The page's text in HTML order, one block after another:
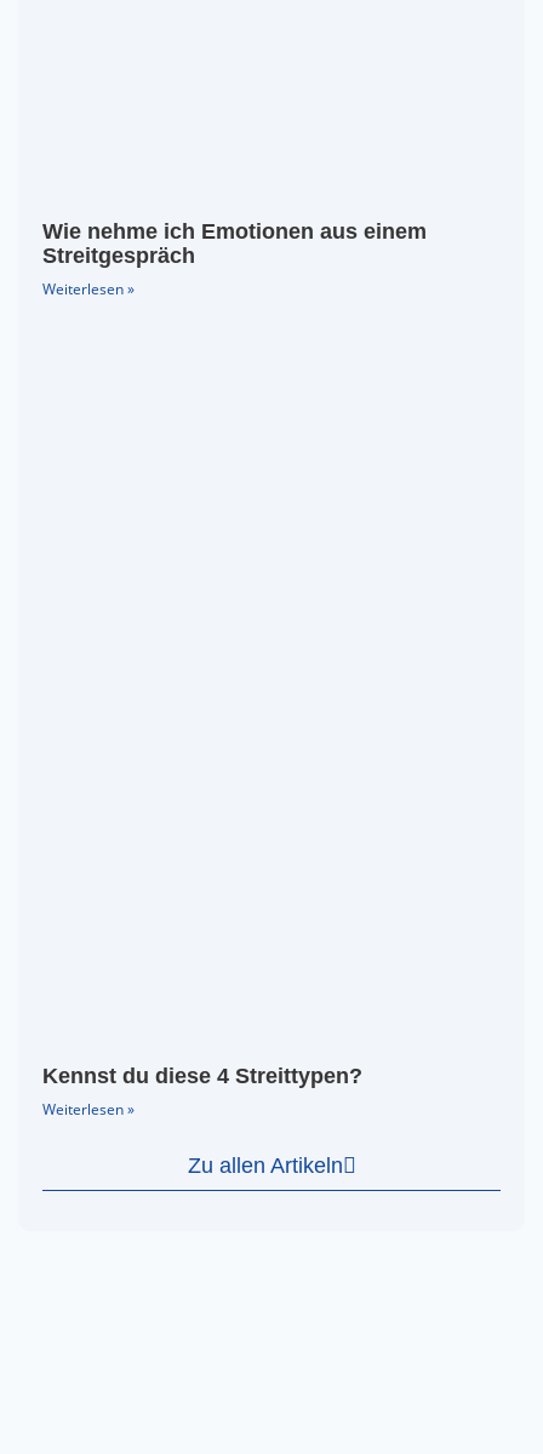
Wie nehme ich Emotionen aus einem
Streitgespräch
Weiterlesen »
Kennst du diese 4 Streittypen?
Weiterlesen »
Zu allen Artikeln